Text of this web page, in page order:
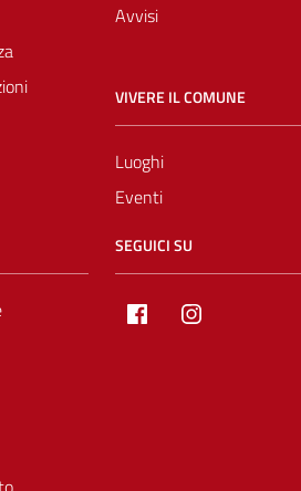
Avvisi
VIVERE IL COMUNE
Luoghi
Eventi
SEGUICI SU
Facebook